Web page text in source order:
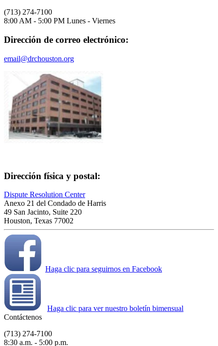
(713) 274-7100
8:00 AM - 5:00 PM Lunes - Viernes
Dirección de correo electrónico:
email@drchouston.org
Dirección física y postal:
Dispute Resolution Center
Anexo 21 del Condado de Harris
49 San Jacinto, Suite 220
Houston, Texas 77002
Haga clic para seguirnos en Facebook
Haga clic para ver nuestro boletín bimensual
Contáctenos
(713) 274-7100
8:30 a.m. - 5:00 p.m.